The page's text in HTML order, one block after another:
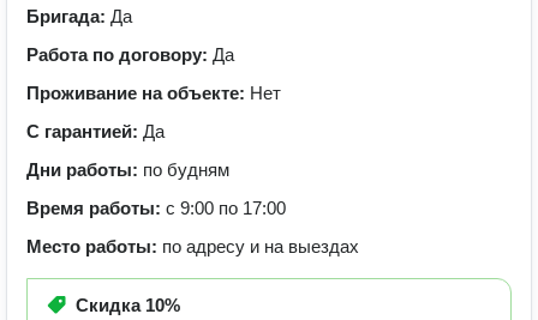
Бригада: Да
Работа по договору: Да
Проживание на объекте: Нет
С гарантией: Да
Дни работы: по будням
Время работы: с 9:00 по 17:00
Место работы: по адресу и на выездах
Скидка 10%